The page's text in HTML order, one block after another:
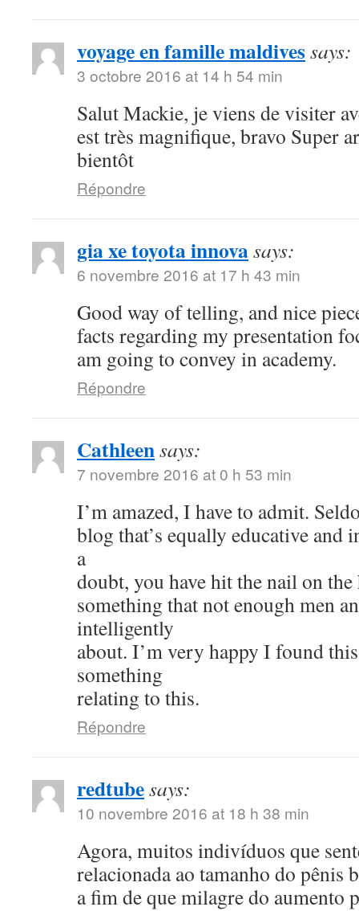
voyage en famille maldivessays:
3 octobre 2016 at 14 h 54 min
Salut Mackie, je viens de visiter
est très magnifique, bravo Super
bientôt
Répondre
gia xe toyota innovasays:
6 novembre 2016 at 17 h 43 min
Good way of telling, and nice
facts regarding my presentation
am going to convey in academy.
Répondre
Cathleensays:
7 novembre 2016 at 0 h 53 min
I’m amazed, I have to admit.
blog that’s equally educative and
a
doubt, you have hit the nail on the
something that not enough men
intelligently
about. I’m very happy I found
something
relating to this.
Répondre
redtubesays:
10 novembre 2016 at 18 h 38 min
Agora, muitos indivíduos que
relacionada ao tamanho do pênis
a fim de que milagre do aumento